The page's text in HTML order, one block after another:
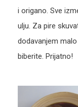
i origano. Sve
ulju. Za pire
dodavanjem
biberite. Prijatno!